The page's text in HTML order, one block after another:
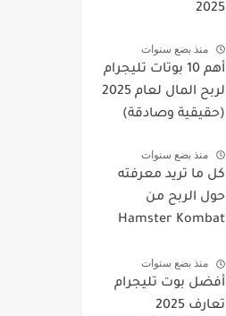
2025
منذ بضع سنوات
أهم 10 بوتات تليجرام
لربح المال لعام 2025
(حقيقية وصادقة)
منذ بضع سنوات
كل ما تريد معرفته
حول الربح من
Hamster Kombat
منذ بضع سنوات
أفضل بوت تليجرام
تعارف 2025